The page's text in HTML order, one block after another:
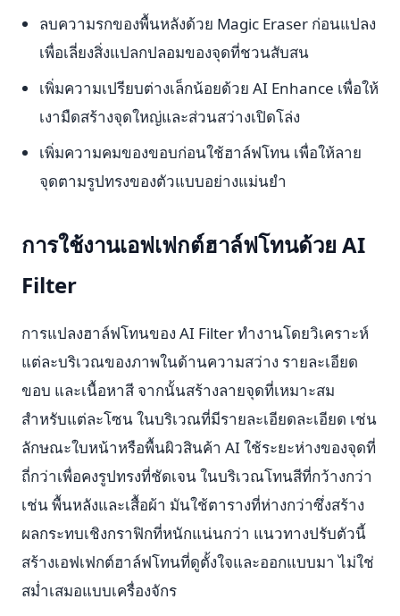
ลบความรกของพื้นหลังด้วย Magic Eraser ก่อนแปลง
เพื่อเลี่ยงสิ่งแปลกปลอมของจุดที่ชวนสับสน
เพิ่มความเปรียบต่างเล็กน้อยด้วย AI Enhance เพื่อให้
เงามืดสร้างจุดใหญ่และส่วนสว่างเปิดโล่ง
เพิ่มความคมของขอบก่อนใช้ฮาล์ฟโทน เพื่อให้ลาย
จุดตามรูปทรงของตัวแบบอย่างแม่นยำ
การใช้งานเอฟเฟกต์ฮาล์ฟโทนด้วย AI
Filter
การแปลงฮาล์ฟโทนของ AI Filter ทำงานโดยวิเคราะห์
แต่ละบริเวณของภาพในด้านความสว่าง รายละเอียด
ขอบ และเนื้อหาสี จากนั้นสร้างลายจุดที่เหมาะสม
สำหรับแต่ละโซน ในบริเวณที่มีรายละเอียดละเอียด เช่น
ลักษณะใบหน้าหรือพื้นผิวสินค้า AI ใช้ระยะห่างของจุดที่
ถี่กว่าเพื่อคงรูปทรงที่ชัดเจน ในบริเวณโทนสีที่กว้างกว่า
เช่น พื้นหลังและเสื้อผ้า มันใช้ตารางที่ห่างกว่าซึ่งสร้าง
ผลกระทบเชิงกราฟิกที่หนักแน่นกว่า แนวทางปรับตัวนี้
สร้างเอฟเฟกต์ฮาล์ฟโทนที่ดูตั้งใจและออกแบบมา ไม่ใช่
สม่ำเสมอแบบเครื่องจักร